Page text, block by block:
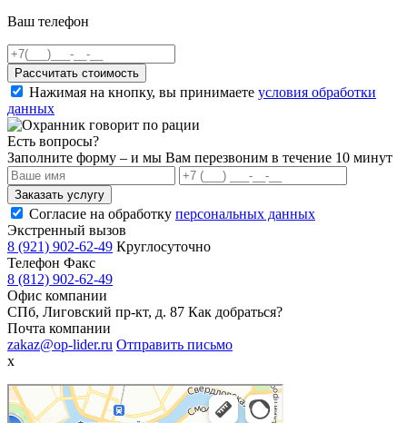
Ваш телефон
Рассчитать стоимость
Нажимая на кнопку, вы принимаете условия обработки
данных
Есть вопросы?
Заполните форму – и мы Вам перезвоним в течение 10 минут
Заказать услугу
Согласие на обработку персональных данных
Экстренный вызов
8 (921) 902-62-49 Круглосуточно
Телефон Факс
8 (812) 902-62-49
Офис компании
СПб, Лиговский пр-кт, д. 87 Как добраться?
Почта компании
zakaz@op-lider.ru Отправить письмо
x